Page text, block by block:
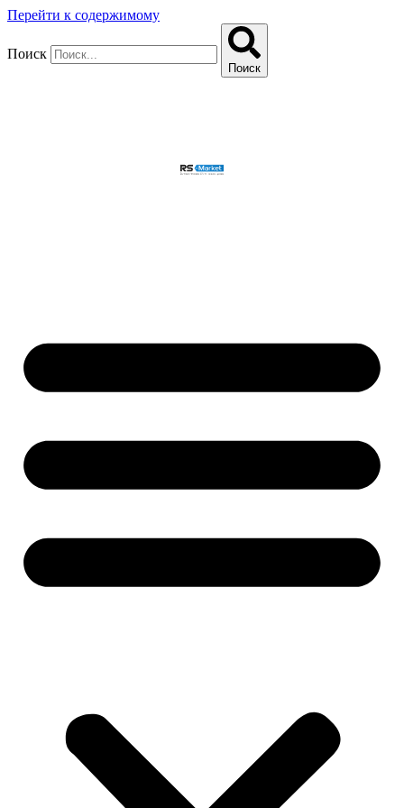
Перейти к содержимому
Поиск
Поиск